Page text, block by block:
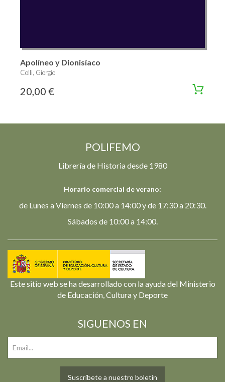
Apolíneo y Dionisíaco
Colli, Giorgio
20,00 €
POLIFEMO
Librería de Historia desde 1980
Horario comercial de verano:
de Lunes a Viernes de 10:00 a 14:00 y de 17:30 a 20:30.
Sábados de 10:00 a 14:00.
Este sitio web se ha desarrollado con la ayuda del Ministerio
de Educación, Cultura y Deporte
SIGUENOS EN
Suscríbete a nuestro boletín